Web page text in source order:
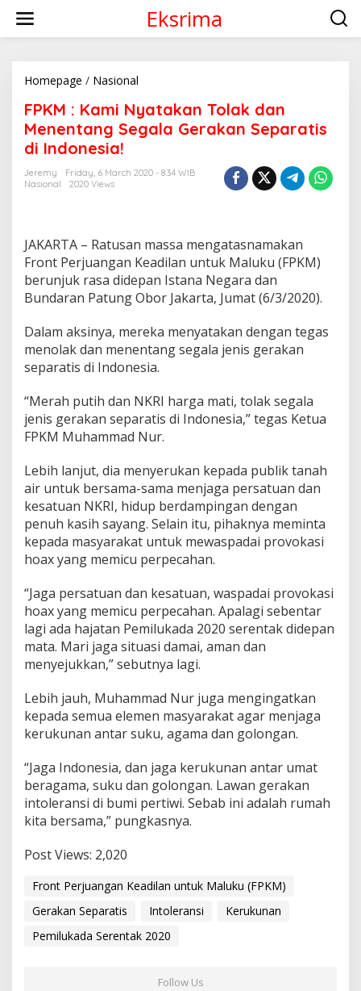
i
Eksrima
Homepage / Nasional
K
M
:
a
a
t
a
k
a
T
o
l
a
d
a
n
M
n
e
n
t
a
n
g
e
g
a
l
a
G
a
k
a
S
e
p
a
r
d
n
FPKM : Kami Nyatakan Tolak dan
Menentang Segala Gerakan Separatis
di Indonesia!
Jeremy
Friday, 6 March 2020 - 8:34 WIB
Nasional
2020 Views
JAKARTA – Ratusan massa mengatasnamakan
Front Perjuangan Keadilan untuk Maluku (FPKM)
berunjuk rasa didepan Istana Negara dan
Bundaran Patung Obor Jakarta, Jumat (6/3/2020).
Dalam aksinya, mereka menyatakan dengan tegas
menolak dan menentang segala jenis gerakan
separatis di Indonesia.
“Merah putih dan NKRI harga mati, tolak segala
jenis gerakan separatis di Indonesia,” tegas Ketua
FPKM Muhammad Nur.
Lebih lanjut, dia menyerukan kepada publik tanah
air untuk bersama-sama menjaga persatuan dan
kesatuan NKRI, hidup berdampingan dengan
penuh kasih sayang. Selain itu, pihaknya meminta
kepada masyarakat untuk mewaspadai provokasi
hoax yang memicu perpecahan.
“Jaga persatuan dan kesatuan, waspadai provokasi
hoax yang memicu perpecahan. Apalagi sebentar
lagi ada hajatan Pemilukada 2020 serentak didepan
mata. Mari jaga situasi damai, aman dan
menyejukkan,” sebutnya lagi.
Lebih jauh, Muhammad Nur juga mengingatkan
kepada semua elemen masyarakat agar menjaga
kerukunan antar suku, agama dan golongan.
“Jaga Indonesia, dan jaga kerukunan antar umat
beragama, suku dan golongan. Lawan gerakan
intoleransi di bumi pertiwi. Sebab ini adalah rumah
kita bersama,” pungkasnya.
Post Views: 2,020
Front Perjuangan Keadilan untuk Maluku (FPKM)
Gerakan Separatis
Intoleransi
Kerukunan
Pemilukada Serentak 2020
Follow Us